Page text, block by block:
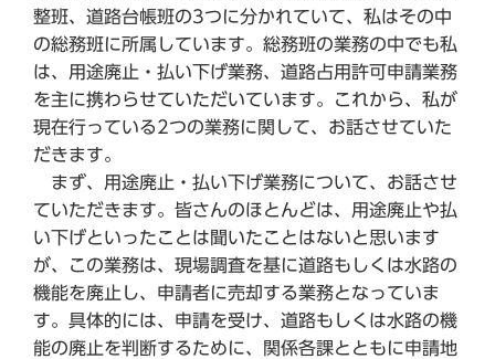
整班、道路台帳班の3つに分かれていて、私はその中
の総務班に所属しています。総務班の業務の中でも私
は、用途廃止・払い下げ業務、道路占用許可申請業務
を主に携わらせていただいています。これから、私が
現在行っている2つの業務に関して、お話させていた
だきます。
まず、用途廃止・払い下げ業務について、お話させ
ていただきます。皆さんのほとんどは、用途廃止や払
い下げといったことは聞いたことはないと思います
が、この業務は、現場調査を基に道路もしくは水路の
機能を廃止し、申請者に売却する業務となっていま
す。具体的には、申請を受け、道路もしくは水路の機
能の廃止を判断するために、関係各課とともに申請地